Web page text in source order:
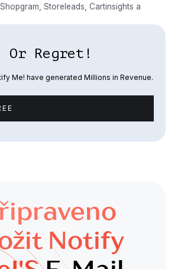
Storeleads, Cartinsights a
Regret!
Me! have generated Millions in Revenue.
Notify